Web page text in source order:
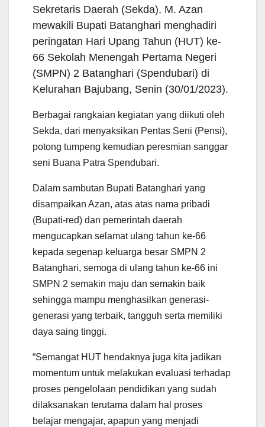
t
A
p
p
e
o
o
k
t
e
i
e
g
r
a
m
r
Sekretaris Daerah (Sekda), M. Azan
mewakili Bupati Batanghari menghadiri
peringatan Hari Upang Tahun (HUT) ke-
66 Sekolah Menengah Pertama Negeri
(SMPN) 2 Batanghari (Spendubari) di
Kelurahan Bajubang, Senin (30/01/2023).
Berbagai rangkaian kegiatan yang diikuti oleh
Sekda, dari menyaksikan Pentas Seni (Pensi),
potong tumpeng kemudian peresmian sanggar
seni Buana Patra Spendubari.
Dalam sambutan Bupati Batanghari yang
disampaikan Azan, atas atas nama pribadi
(Bupati-red) dan pemerintah daerah
mengucapkan selamat ulang tahun ke-66
kepada segenap keluarga besar SMPN 2
Batanghari, semoga di ulang tahun ke-66 ini
SMPN 2 semakin maju dan semakin baik
sehingga mampu menghasilkan generasi-
generasi yang terbaik, tangguh serta memiliki
daya saing tinggi.
“Semangat HUT hendaknya juga kita jadikan
momentum untuk melakukan evaluasi terhadap
proses pengelolaan pendidikan yang sudah
dilaksanakan terutama dalam hal proses
belajar mengajar, apapun yang menjadi